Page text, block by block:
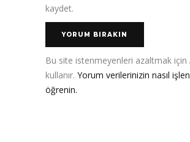
kaydet.
Bu site istenmeyenleri azaltmak için
kullanır. Yorum verilerinizin nasıl
öğrenin.